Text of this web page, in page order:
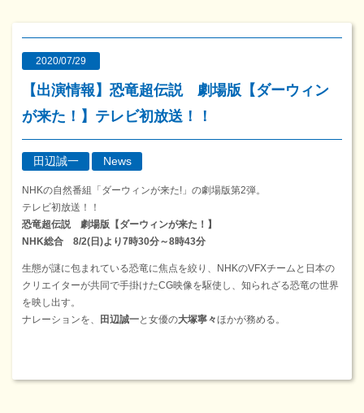
2020/07/29
【出演情報】恐竜超伝説 劇場版【ダーウィン
が来た！】テレビ初放送！！
田辺誠一 News
NHKの自然番組「ダーウィンが来た!」の劇場版第2弾。
テレビ初放送！！
恐竜超伝説 劇場版【ダーウィンが来た！】
NHK総合 8/2(日)より7時30分～8時43分
生態が謎に包まれている恐竜に焦点を絞り、NHKのVFXチームと日本の
クリエイターが共同で手掛けたCG映像を駆使し、知られざる恐竜の世界
を映し出す。
ナレーションを、
田辺誠一と女優の大塚寧々ほかが務める。